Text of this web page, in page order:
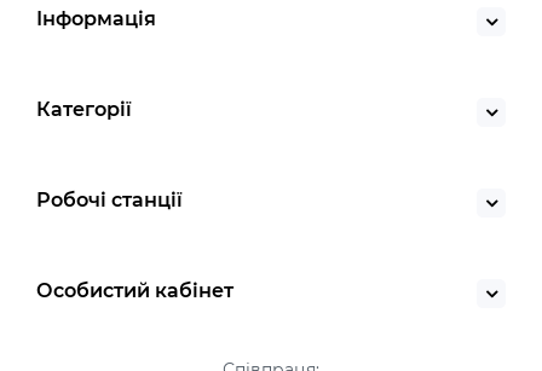
Інформація
Категорії
Робочі станції
Особистий кабінет